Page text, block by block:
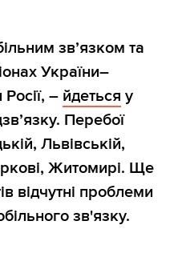
зв’язком та
України–
– йдеться у
Перебої
Львівській,
Житомирі. Ще
відчутні проблеми
зв'язку.